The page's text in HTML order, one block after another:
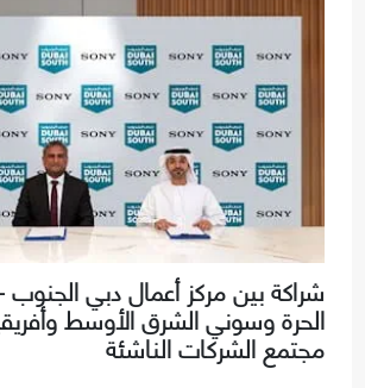
شراكة بين مركز أعمال دبي
الحرة وسوني الشرق الأوسط
مجتمع الشركات الناشئة